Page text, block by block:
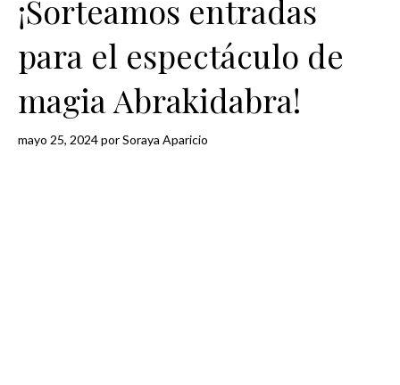
¡Sorteamos entradas
para el espectáculo de
magia Abrakidabra!
mayo 25, 2024porSoraya Aparicio